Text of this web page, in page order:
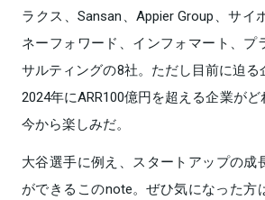
ラクス、Sansan、Appier Group、サイ
ネーフォワード、インフォマート、プ
サルティングの8社。ただし目前に迫る
2024年にARR100億円を超える企業がど
今から楽しみだ。
大谷選手に例え、スタートアップの成
ができるこのnote。ぜひ気になった方